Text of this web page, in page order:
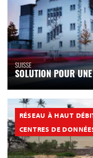
SUISSE
SOLUTION POUR
RÉSEAU À HAUT
CENTRES DE